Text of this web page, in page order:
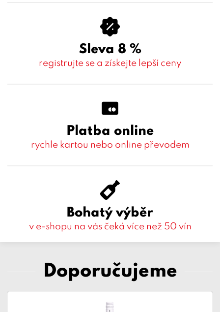
Sleva 8 %
registrujte se a získejte lepší ceny
Platba online
rychle kartou nebo online převodem
Bohatý výběr
v e-shopu na vás čeká více než 50 vín
Doporučujeme